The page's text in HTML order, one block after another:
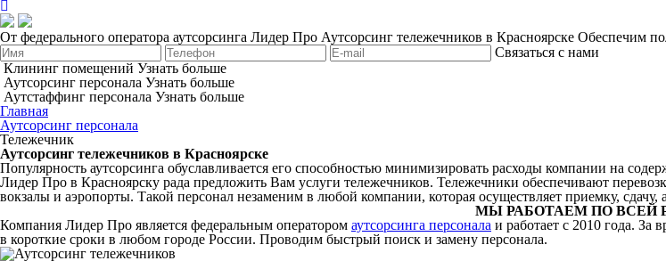
От федерального оператора аутсорсинга Лидер Про Аутсорсинг тележечников в Красноярске Обеспечим
Связаться с нами
Клининг помещений Узнать больше
Аутсорсинг персонала Узнать больше
Аутстаффинг персонала Узнать больше
Главная
Аутсорсинг персонала
Тележечник
Аутсорсинг тележечников в Красноярске
Популярность аутсорсинга обуславливается его способностью минимизировать расходы компании на
Лидер Про в Красноярску рада предложить Вам услуги тележечников. Тележечники обеспечивают
вокзалы и аэропорты. Такой персонал незаменим в любой компании, которая осуществляет приемку, сдачу,
МЫ РАБОТАЕМ ПО ВСЕЙ
Компания Лидер Про является федеральным оператором аутсорсинга персонала и работает с 2010 года. За
в короткие сроки в любом городе России. Проводим быстрый поиск и замену персонала.